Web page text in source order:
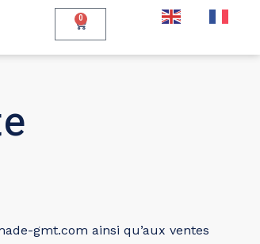
0
gmt.com ainsi qu’aux ventes